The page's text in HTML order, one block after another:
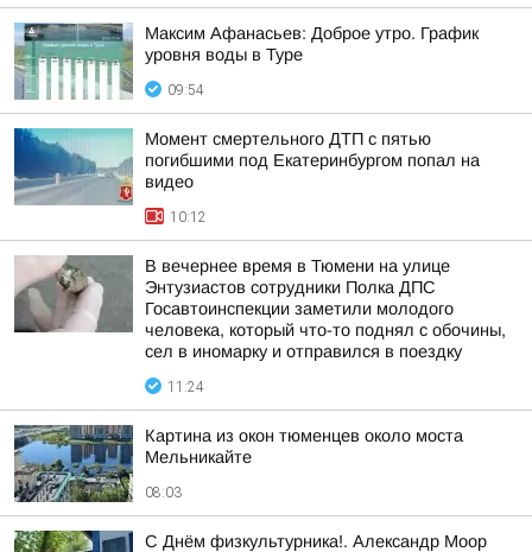
Максим Афанасьев: Доброе утро. График
уровня воды в Туре
09:54
Момент смертельного ДТП с пятью
погибшими под Екатеринбургом попал на
видео
10:12
В вечернее время в Тюмени на улице
Энтузиастов сотрудники Полка ДПС
Госавтоинспекции заметили молодого
человека, который что-то поднял с обочины,
сел в иномарку и отправился в поездку
11:24
Картина из окон тюменцев около моста
Мельникайте
08:03
С Днём физкультурника!. Александр Моор